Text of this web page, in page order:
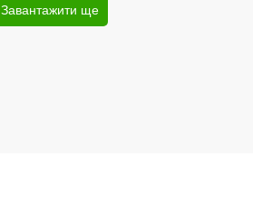
Завантажити ще